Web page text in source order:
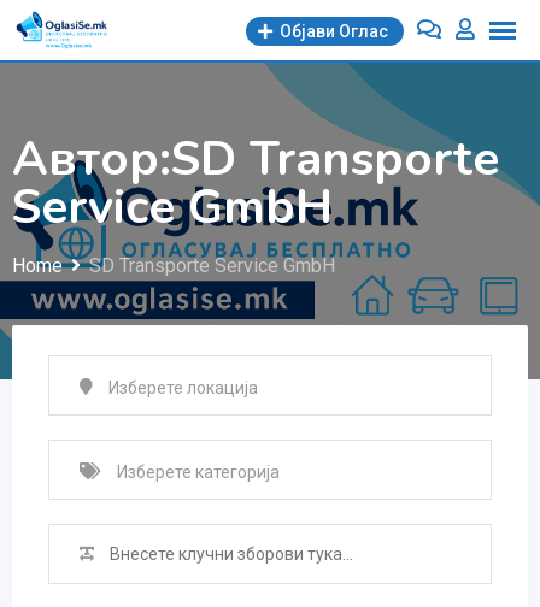
Skip
Објави Oглас
Автор:SD Transporte
Service GmbH
Home SD Transporte Service GmbH